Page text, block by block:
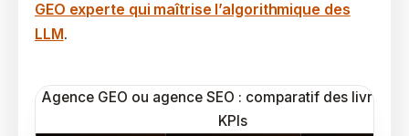
GEO experte qui maîtrise l’algorithmique des
LLM.
Agence GEO ou agence SEO : comparatif des
KPIs